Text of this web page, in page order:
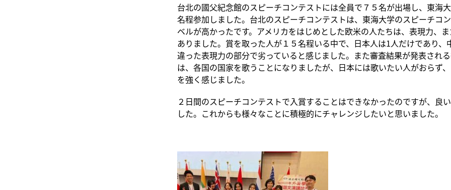
台北の國父紀念館のスピーチコンテストには全員で７５名が出場し、東海
名程参加しました。台北のスピーチコンテストは、東海大学のスピーチコ
ベルが高かったです。アメリカをはじめとした欧米の人たちは、表現力、
ありました。賞を取った人が１５名程いる中で、日本人は1人だけであり、
違った表現力の部分で劣っていると感じました。また審査結果が発表され
は、各国の国家を歌うことになりましたが、日本には歌いたい人がおらず
を強く感じました。
２日間のスピーチコンテストで入賞することはできなかったのですが、良
した。これからも様々なことに積極的にチャレンジしたいと思いました。